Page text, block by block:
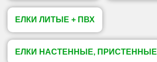
ЕЛКИ ЛИТЫЕ + ПВХ
ЕЛКИ НАСТЕННЫЕ, ПРИСТЕННЫЕ